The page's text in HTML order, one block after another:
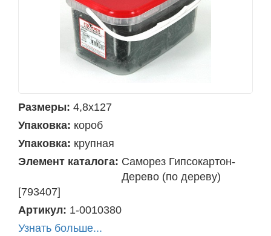
Размеры: 4,8х127
Упаковка: короб
Упаковка: крупная
Элемент каталога: Саморез Гипсокартон-
Дерево (по дереву)
[793407]
Артикул: 1-0010380
Узнать больше...